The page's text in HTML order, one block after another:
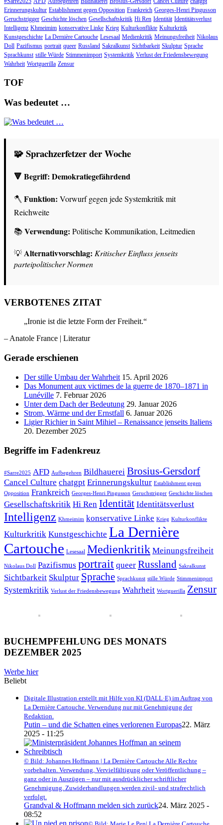
Erinnerungskultur Establishment gegen Opposition Frankreich Georges-Henri Pingusson
Geruchstrigger Geschichte löschen Gesellschaftskritik Hi Ren Identität Identitätsverlust
Intelligenz Khmeimim konservative Linke Krieg Kulturkonflikte Kulturkritik
Kunstgeschichte La Dernière Cartouche Lesesaal Medienkritik Meinungsfreiheit Nikolaus
Doll Pazifismus portrait queer Russland Sakralkunst Sichtbarkeit Skulptur Sprache
Sprachkunst stille Würde Stimmenimport Systemkritik Verlust der Friedensbewegung
Wahrheit Wortguerilla Zensur
TOF
Was bedeutet …
🧩 Sprachzerfetzer der Woche
🔻 Begriff: Demokratiegefährdend
🪓 Funktion: Vorwurf gegen jede Systemkritik mit
Reichweite
📚Verwendung: Politische Kommunikation, Leitmedien
💡Alternativvorschlag: Kritischer Einfluss jenseits
parteipolitischer Normen
VERBOTENES ZITAT
„Ironie ist die letzte Form der Freiheit.“
– Anatole France | Literatur
Gerade erschienen
Der stille Umbau der Wahrheit 15. April 2026
Das Monument aux victimes de la guerre de 1870–1871 in
Lunéville 7. Februar 2026
Unter dem Dach der Bedeutung 29. Januar 2026
Strom, Wärme und der Ernstfall 6. Januar 2026
Ligier Richier in Saint Mihiel – Renaissance jenseits Italiens
20. Dezember 2025
Begriffe im Fadenkreuz
#Sarre2025 AFD Aufbegehren Bildhauerei Brosius-Gersdorf
Cancel Culture chatgpt Erinnerungskultur Establishment gegen
Opposition Frankreich Georges-Henri Pingusson Geruchstrigger Geschichte löschen
Gesellschaftskritik Hi Ren Identität Identitätsverlust
Intelligenz Khmeimim konservative Linke Krieg Kulturkonflikte
Kulturkritik Kunstgeschichte La Dernière
Cartouche Lesesaal Medienkritik Meinungsfreiheit
Nikolaus Doll Pazifismus portrait queer Russland Sakralkunst
Sichtbarkeit Skulptur Sprache Sprachkunst stille Würde Stimmenimport
Systemkritik Verlust der Friedensbewegung Wahrheit Wortguerilla Zensur
BUCHEMPFEHLUNG DES MONATS
DEZEMBER 2025
Werbe hier
Beliebt
Digitale Illustration erstellt mit Hilfe von KI (DALL·E) im Auftrag von
La Dernière Cartouche. Verwendung nur mit Genehmigung der
Redaktion.
Putin – und die Schatten eines verlorenen Europas22. März
2025 - 11:25
© Bild: Johannes Hoffmann | La Dernière Cartouche Alle Rechte
vorbehalten. Verwendung, Vervielfältigung oder Veröffentlichung –
ganz oder in Auszügen – nur mit ausdrücklicher schriftlicher
Genehmigung. Zuwiderhandlungen werden zivil- und strafrechtlich
verfolgt.
Grandval & Hoffmann melden sich zurück24. März 2025 -
08:52